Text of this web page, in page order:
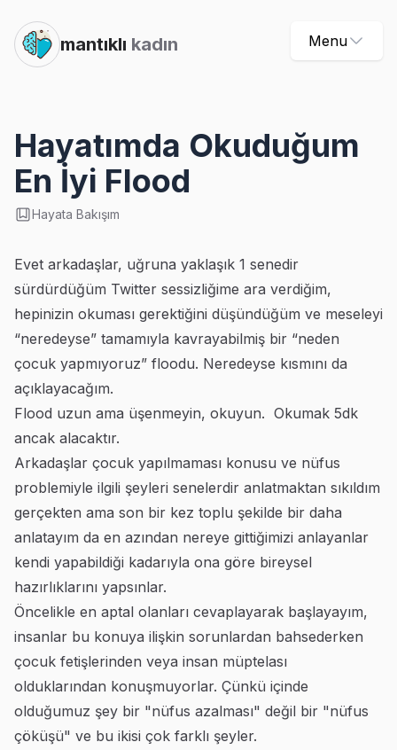
mantıklı kadın Menu
Hayatımda Okuduğum
En İyi Flood
Hayata Bakışım
Evet arkadaşlar, uğruna yaklaşık 1 senedir
sürdürdüğüm Twitter sessizliğime ara verdiğim,
hepinizin okuması gerektiğini düşündüğüm ve meseleyi
“neredeyse” tamamıyla kavrayabilmiş bir “neden
çocuk yapmıyoruz” floodu. Neredeyse kısmını da
açıklayacağım.
Flood uzun ama üşenmeyin, okuyun. Okumak 5dk
ancak alacaktır.
Arkadaşlar çocuk yapılmaması konusu ve nüfus
problemiyle ilgili şeyleri senelerdir anlatmaktan sıkıldım
gerçekten ama son bir kez toplu şekilde bir daha
anlatayım da en azından nereye gittiğimizi anlayanlar
kendi yapabildiği kadarıyla ona göre bireysel
hazırlıklarını yapsınlar.
Öncelikle en aptal olanları cevaplayarak başlayayım,
insanlar bu konuya ilişkin sorunlardan bahsederken
çocuk fetişlerinden veya insan müptelası
olduklarından konuşmuyorlar. Çünkü içinde
olduğumuz şey bir "nüfus azalması" değil bir "nüfus
çöküşü" ve bu ikisi çok farklı şeyler.